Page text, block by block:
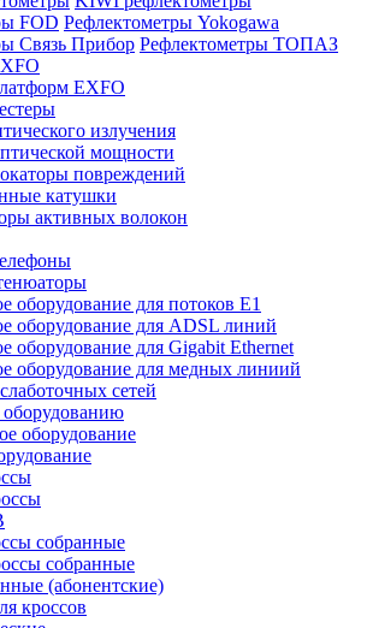
FOD Рефлектометры Yokogawa
Связь Прибор Рефлектометры ТОПАЗ
EXFO
излучения
мощности
повреждений
катушки
активных волокон
оборудование для потоков Е1
оборудование для ADSL линий
оборудование для Gigabit Ethernet
оборудование для медных линиий
сетей
оборудование
собранные
собранные
(абонентские)
кроссов